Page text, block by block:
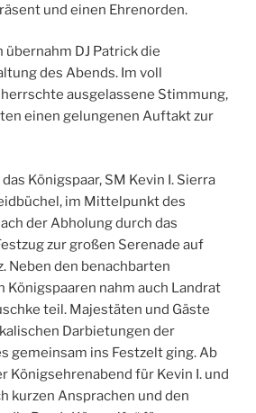
und einen Ehrenorden.
übernahm DJ Patrick die
des Abends. Im voll
ausgelassene Stimmung,
einen gelungenen Auftakt zur
Königspaar, SM Kevin I. Sierra
im Mittelpunkt des
der Abholung durch das
zur großen Serenade auf
Neben den benachbarten
Königspaaren nahm auch Landrat
teil. Majestäten und Gäste
Darbietungen der
gemeinsam ins Festzelt ging. Ab
Königsehrenabend für Kevin I. und
kurzen Ansprachen und den